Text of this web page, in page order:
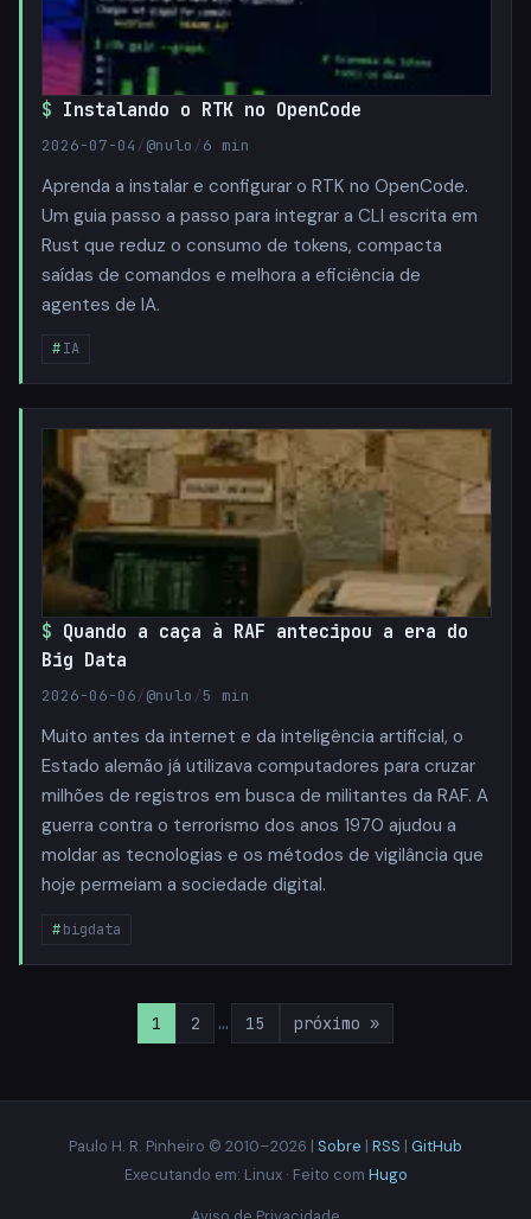
Instalando o RTK no OpenCode
2026-07-04 /@nulo /6 min
Aprenda a instalar e configurar o RTK no OpenCode.
Um guia passo a passo para integrar a CLI escrita em
Rust que reduz o consumo de tokens, compacta
saídas de comandos e melhora a eficiência de
agentes de IA.
IA
Quando a caça à RAF antecipou a era do
Big Data
2026-06-06/@nulo /5 min
Muito antes da internet e da inteligência artificial, o
Estado alemão já utilizava computadores para cruzar
milhões de registros em busca de militantes da RAF. A
guerra contra o terrorismo dos anos 1970 ajudou a
moldar as tecnologias e os métodos de vigilância que
hoje permeiam a sociedade digital.
bigdata
1 2 … 15 próximo »
Paulo H. R. Pinheiro © 2010–2026 | Sobre | RSS | GitHub
Executando em: Linux · Feito com Hugo